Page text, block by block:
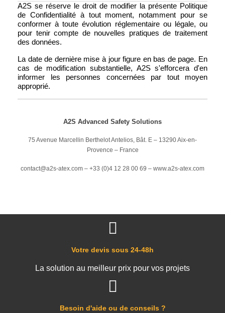
A2S se réserve le droit de modifier la présente Politique
de Confidentialité à tout moment, notamment pour se
conformer à toute évolution réglementaire ou légale, ou
pour tenir compte de nouvelles pratiques de traitement
des données.
La date de dernière mise à jour figure en bas de page. En
cas de modification substantielle, A2S s'efforcera d'en
informer les personnes concernées par tout moyen
approprié.
A2S Advanced Safety Solutions
75 Avenue Marcellin Berthelot Antelios, Bât. E – 13290 Aix-en-
Provence – France
contact@a2s-atex.com – +33 (0)4 12 28 00 69 – www.a2s-atex.com
Besoin d'aide ou de conseils ?
Votre devis sous 24-48h
La solution au meilleur prix pour vos projets